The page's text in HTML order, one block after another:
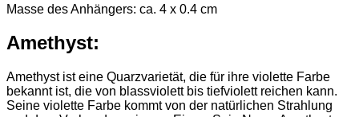
Masse des Anhängers: ca. 4 x 0.4 cm
Amethyst:
Amethyst ist eine Quarzvarietät, die für ihre violette Farbe
bekannt ist, die von blassviolett bis tiefviolett reichen kann.
Seine violette Farbe kommt von der natürlichen Strahlung